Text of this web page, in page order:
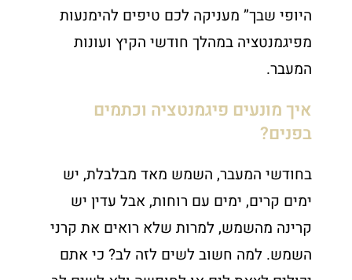
היופי שבך” מעניקה לכם טיפים להימנעות
מפיגמנטציה במהלך חודשי הקיץ ועונות
המעבר.
איך מונעים פיגמנטציה וכתמים
בפנים?
בחודשי המעבר, השמש מאד מבלבלת, יש
ימים קרים, ימים עם רוחות, אבל עדין יש
קרינה מהשמש, למרות שלא רואים את קרני
השמש. למה חשוב לשים לזה לב? כי אתם